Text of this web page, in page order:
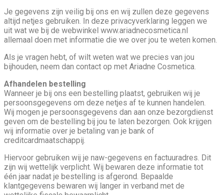
Je gegevens zijn veilig bij ons en wij zullen deze gegevens
altijd netjes gebruiken. In deze privacyverklaring leggen we
uit wat we bij de webwinkel www.ariadnecosmetica.nl
allemaal doen met informatie die we over jou te weten komen.
Als je vragen hebt, of wilt weten wat we precies van jou
bijhouden, neem dan contact op met Ariadne Cosmetica.
Afhandelen bestelling
Wanneer je bij ons een bestelling plaatst, gebruiken wij je
persoonsgegevens om deze netjes af te kunnen handelen.
Wij mogen je persoonsgegevens dan aan onze bezorgdienst
geven om de bestelling bij jou te laten bezorgen. Ook krijgen
wij informatie over je betaling van je bank of
creditcardmaatschappij.
Hiervoor gebruiken wij je naw-gegevens en factuuradres. Dit
zijn wij wettelijk verplicht. Wij bewaren deze informatie tot
één jaar nadat je bestelling is afgerond. Bepaalde
klantgegevens bewaren wij langer in verband met de